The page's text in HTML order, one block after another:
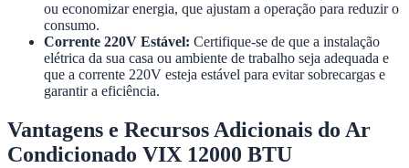
ou economizar energia, que ajustam a operação para reduzir o
consumo.
Corrente 220V Estável: Certifique-se de que a instalação
elétrica da sua casa ou ambiente de trabalho seja adequada e
que a corrente 220V esteja estável para evitar sobrecargas e
garantir a eficiência.
Vantagens e Recursos Adicionais do Ar
Condicionado VIX 12000 BTU